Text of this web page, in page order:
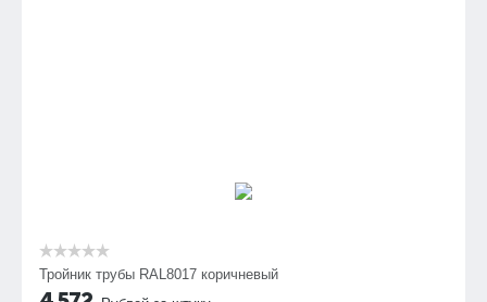
Тройник трубы RAL8017 коричневый